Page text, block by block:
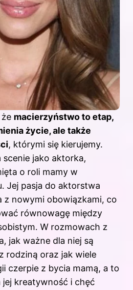
macierzyństwo to etap,
życie, ale także
, którymi się kierujemy.
scenie jako aktorka,
o roli mamy w
Jej pasja do aktorstwa
z nowymi obowiązkami, co
równowagę między
W rozmowach z
jak ważne dla niej są
rodziną oraz jak wiele
czerpie z bycia mamą, a to
jej kreatywność i chęć